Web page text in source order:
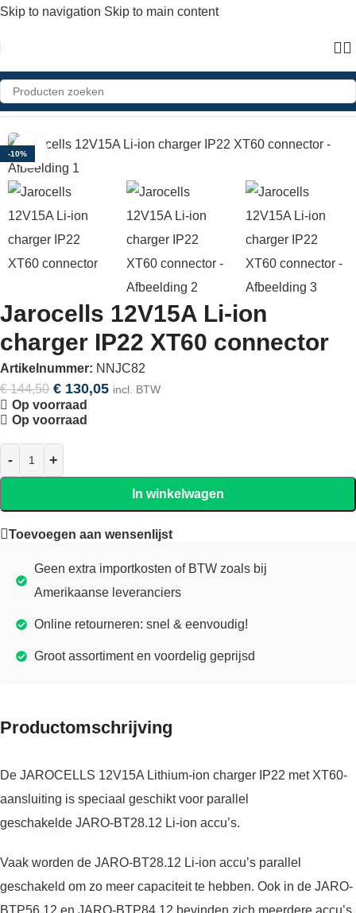
Skip to navigation Skip to main content
Home»Shop»Jarocells 12V15A Li-ion charger IP22 XT60 connector
-10% Click to enlarge
Jarocells 12V15A Li-ion
charger IP22 XT60 connector
Artikelnummer: NNJC82
€144,50 € 130,05 incl. BTW
Op voorraad
Op voorraad
In winkelwagen
Toevoegen aan wensenlijst
Geen extra importkosten of BTW zoals bij
Amerikaanse leveranciers
Online retourneren: snel & eenvoudig!
Groot assortiment en voordelig geprijsd
Productomschrijving
De JAROCELLS 12V15A Lithium-ion charger IP22 met XT60-
aansluiting is speciaal geschikt voor parallel
geschakelde JARO-BT28.12 Li-ion accu’s.
Vaak worden de JARO-BT28.12 Li-ion accu’s parallel
geschakeld om zo meer capaciteit te hebben. Ook in de JARO-